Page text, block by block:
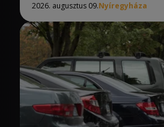
2026. augusztus 09.Nyíregyháza